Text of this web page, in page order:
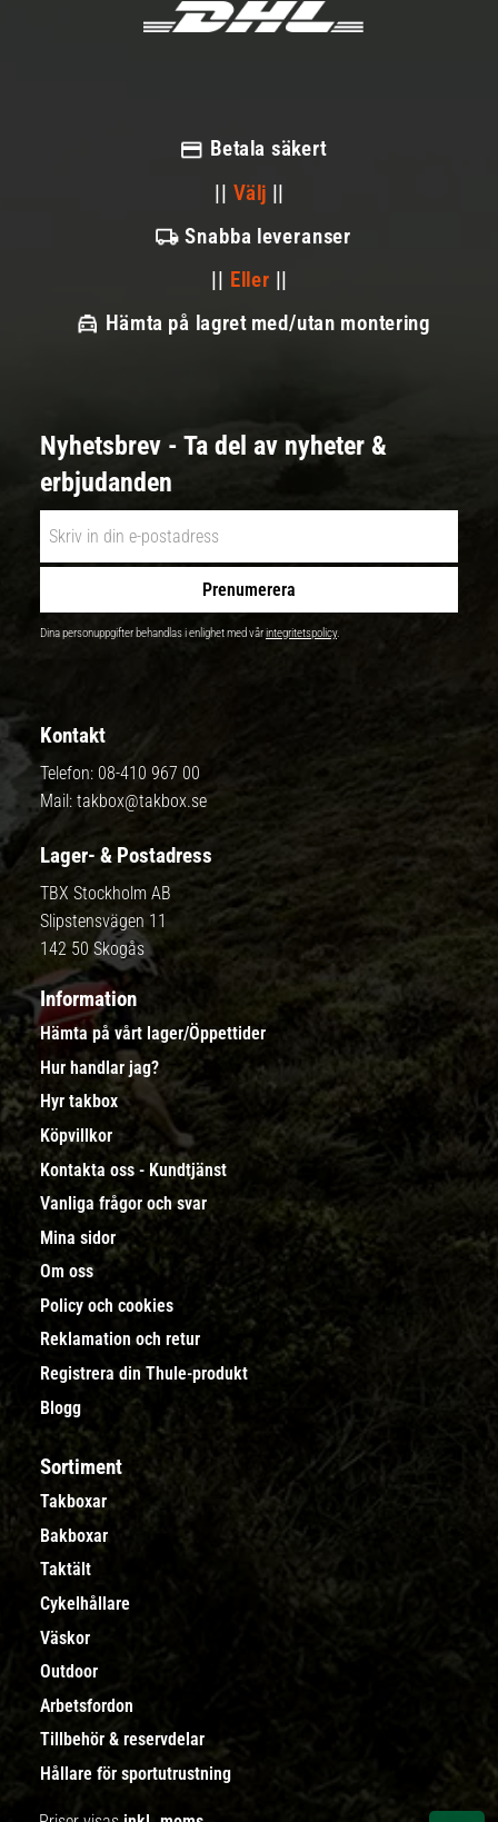
Betala säkert
|| Välj ||
Snabba leveranser
|| Eller ||
Hämta på lagret med/utan montering
Nyhetsbrev - Ta del av nyheter &
erbjudanden
Prenumerera
Dina personuppgifter behandlas i enlighet med vårintegritetspolicy.
Kontakt
Telefon: 08-410 967 00
Mail: takbox@takbox.se
Lager- & Postadress
TBX Stockholm AB
Slipstensvägen 11
142 50 Skogås
Information
Hämta på vårt lager/Öppettider
Hur handlar jag?
Hyr takbox
Köpvillkor
Kontakta oss - Kundtjänst
Vanliga frågor och svar
Mina sidor
Om oss
Policy och cookies
Reklamation och retur
Registrera din Thule-produkt
Blogg
Sortiment
Takboxar
Bakboxar
Taktält
Cykelhållare
Väskor
Outdoor
Arbetsfordon
Tillbehör & reservdelar
Hållare för sportutrustning